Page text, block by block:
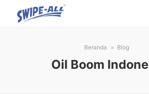
Beranda Blog
Oil Boom